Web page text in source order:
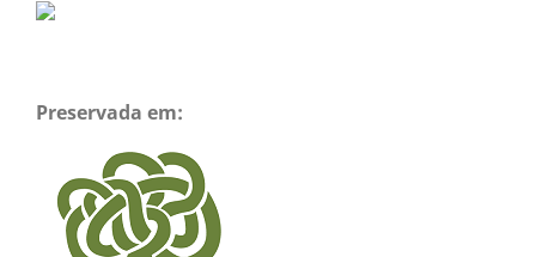
Preservada em: